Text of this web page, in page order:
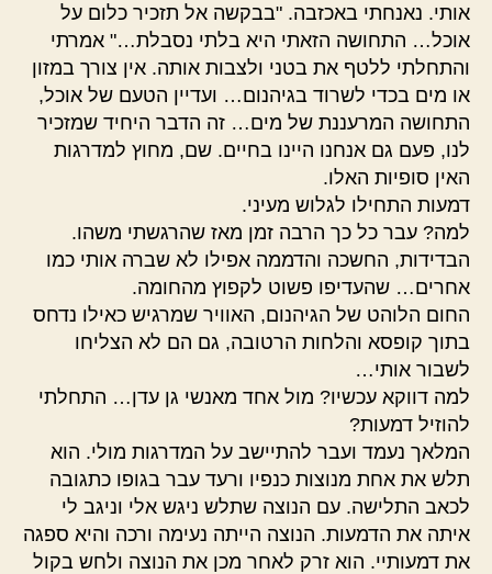
אותי. נאנחתי באכזבה. "בבקשה אל תזכיר כלום על
אוכל… התחושה הזאתי היא בלתי נסבלת…" אמרתי
והתחלתי ללטף את בטני ולצבות אותה. אין צורך במזון
או מים בכדי לשרוד בגיהנום… ועדיין הטעם של אוכל,
התחושה המרעננת של מים… זה הדבר היחיד שמזכיר
לנו, פעם גם אנחנו היינו בחיים. שם, מחוץ למדרגות
האין סופיות האלו.
דמעות התחילו לגלוש מעיני.
למה? עבר כל כך הרבה זמן מאז שהרגשתי משהו.
הבדידות, החשכה והדממה אפילו לא שברה אותי כמו
אחרים… שהעדיפו פשוט לקפוץ מהחומה.
החום הלוהט של הגיהנום, האוויר שמרגיש כאילו נדחס
בתוך קופסא והלחות הרטובה, גם הם לא הצליחו
לשבור אותי…
למה דווקא עכשיו? מול אחד מאנשי גן עדן… התחלתי
להוזיל דמעות?
המלאך נעמד ועבר להתיישב על המדרגות מולי. הוא
תלש את אחת מנוצות כנפיו ורעד עבר בגופו כתגובה
לכאב התלישה. עם הנוצה שתלש ניגש אלי וניגב לי
איתה את הדמעות. הנוצה הייתה נעימה ורכה והיא ספגה
את דמעותיי. הוא זרק לאחר מכן את הנוצה ולחש בקול